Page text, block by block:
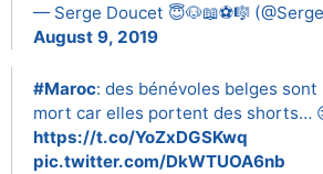
— Serge Doucet 😇🐶📖⚽️🎼
August 9, 2019
#Maroc: des bénévoles belges sont
mort car elles portent des shorts…
https://t.co/YoZxDGSKwq
pic.twitter.com/DkWTUOA6nb